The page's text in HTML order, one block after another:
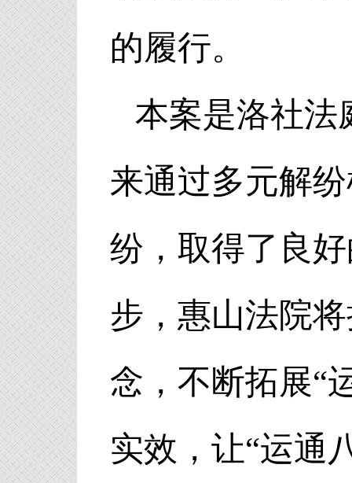
的履行。
本案是洛社法
来通过多元解
纷，取得了良
步，惠山法院
念，不断拓展“
实效，让“运通